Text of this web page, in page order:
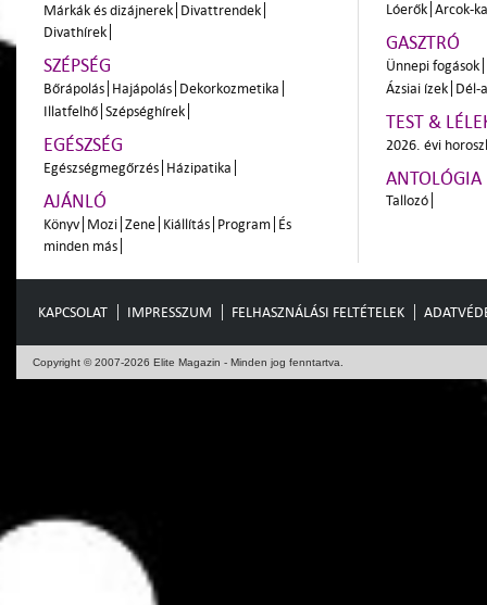
Márkák és dizájnerek Divattrendek
Divathírek
SZÉPSÉG
Bőrápolás Hajápolás Dekorkozmetika
Illatfelhő Szépséghírek
EGÉSZSÉG
Egészségmegőrzés Házipatika
AJÁNLÓ
Könyv Mozi Zene Kiállítás Program És
minden más
Lóerők Arcok-
GASZTRÓ
Ünnepi fogások
Ázsiai ízek Dél-
TEST &
2026. évi
ANTOLÓGIA
Tallozó
KAPCSOLAT IMPRESSZUM FELHASZNÁLÁSI FELTÉTELEK
Copyright © 2007-2026 Elite Magazin - Minden jog fenntartva.